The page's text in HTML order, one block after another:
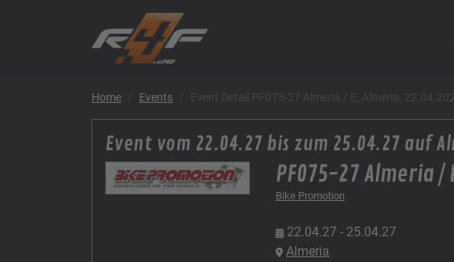
Home Events Event Detail PF075-27 Almeria / E, Almeria,
Event vom 22.04.27 bis zum 25.04.27 auf
PF075-27 Almeria /
Bike Promotion
22.04.27 - 25.04.27
Almeria